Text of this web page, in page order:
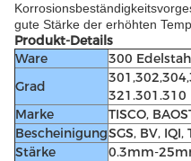
gute Stärke der erhöhten
Produkt-Details
Ware
300
Grad
321.301.310
Marke
TISCO,
BescheinigungSGS, BV, IQI,
Stärke
0.3mm-